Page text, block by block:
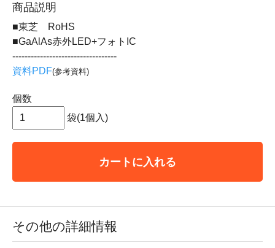
商品説明
■東芝 RoHS
■GaAlAs赤外LED+フォトIC
----------------------------------
資料PDF(参考資料)
個数
袋(1個入)
カートに入れる
その他の詳細情報